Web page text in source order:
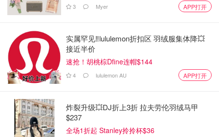
3 Myer APP打开
实属罕见‼️lululemon折扣区 羽绒服集体降💥
接近半价
速抢！胡桃棕Dfine连帽$144
4 lululemon AU APP打开
炸裂升级💥DJ折上3折 拉夫劳伦羽绒马甲
$237
全场1折起 Stanley拎拎杯$36